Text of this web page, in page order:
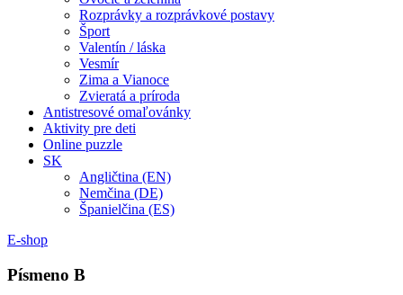
Rozprávky a rozprávkové postavy
Šport
Valentín / láska
Vesmír
Zima a Vianoce
Zvieratá a príroda
Antistresové omaľovánky
Aktivity pre deti
Online puzzle
SK
Angličtina (EN)
Nemčina (DE)
Španielčina (ES)
E-shop
Písmeno B